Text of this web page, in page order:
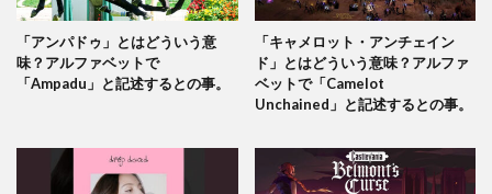
「アンパドゥ」とはどういう意
味？アルファベットで
「Ampadu」と記述するとの事。
「キャメロット・アンチェイン
ド」とはどういう意味？アルファ
ベットで「Camelot
Unchained」と記述するとの事。